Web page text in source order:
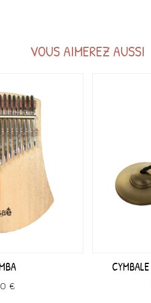
VOUS AIMEREZ AUSSI
€